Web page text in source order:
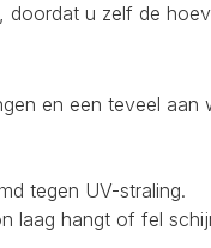
u zelf de
en een teveel aan
tegen UV-straling.
laag hangt of fel